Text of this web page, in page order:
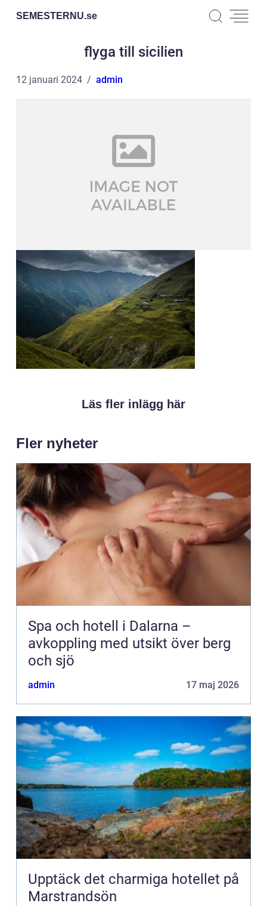
SEMESTERNU.se
flyga till sicilien
12 januari 2024 admin
Läs fler inlägg här
Fler nyheter
Spa och hotell i Dalarna –
avkoppling med utsikt över berg
och sjö
admin 17 maj 2026
Upptäck det charmiga hotellet på
Marstrandsön